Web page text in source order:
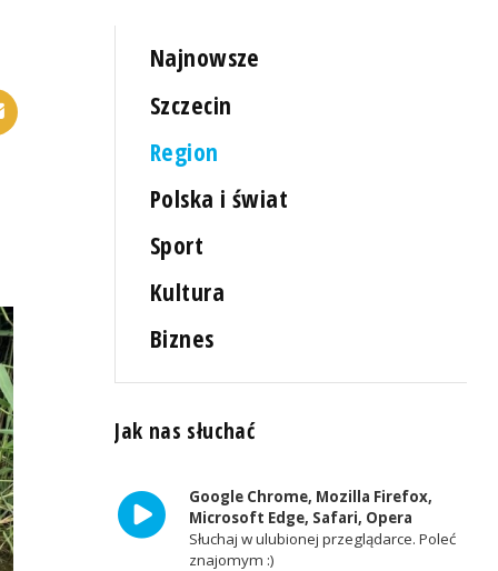
Najnowsze
Szczecin
Region
Polska i świat
Sport
Kultura
Biznes
Jak nas słuchać
Google Chrome, Mozilla Firefox,
Microsoft Edge, Safari, Opera
Słuchaj w ulubionej przeglądarce. Poleć
znajomym :)